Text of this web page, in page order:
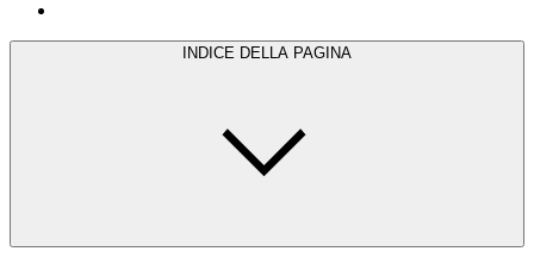
INDICE DELLA PAGINA